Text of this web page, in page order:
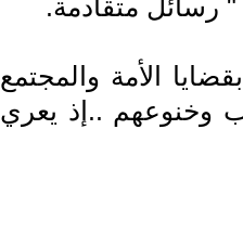
الأمة والمجتمع
وخنوعهم ..إذ يعري